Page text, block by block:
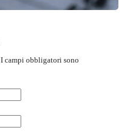
I campi obbligatori sono